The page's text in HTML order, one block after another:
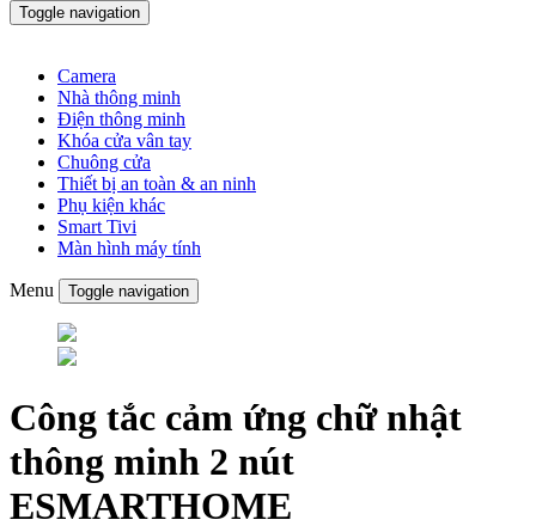
Toggle navigation
Camera
Nhà thông minh
Điện thông minh
Khóa cửa vân tay
Chuông cửa
Thiết bị an toàn & an ninh
Phụ kiện khác
Smart Tivi
Màn hình máy tính
Menu Toggle navigation
Công tắc cảm ứng chữ nhật
thông minh 2 nút
ESMARTHOME